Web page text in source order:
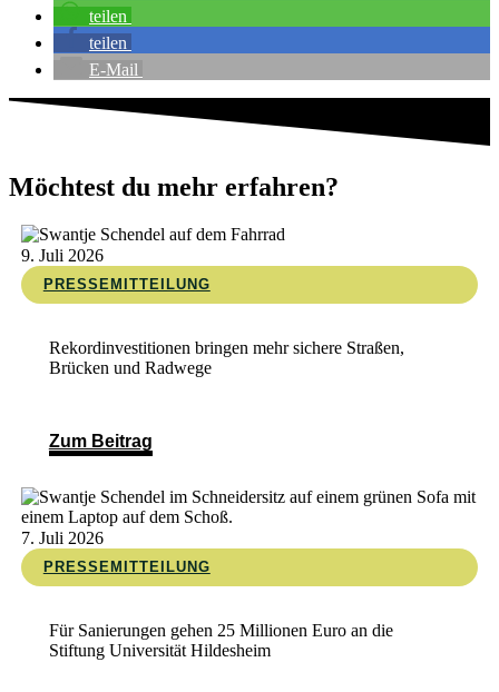
teilen
teilen
E-Mail
Möchtest du mehr erfahren?
9. Juli 2026
PRESSEMITTEILUNG
Rekordinvestitionen bringen mehr sichere Straßen,
Brücken und Radwege
Zum Beitrag
7. Juli 2026
PRESSEMITTEILUNG
Für Sanierungen gehen 25 Millionen Euro an die
Stiftung Universität Hildesheim